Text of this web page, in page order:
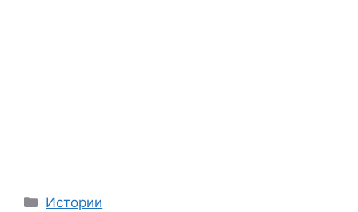
Categories
Истории